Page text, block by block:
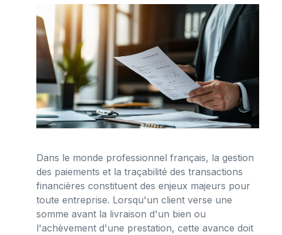
Dans le monde professionnel français, la gestion
des paiements et la traçabilité des transactions
financières constituent des enjeux majeurs pour
toute entreprise. Lorsqu'un client verse une
somme avant la livraison d'un bien ou
l'achèvement d'une prestation, cette avance doit